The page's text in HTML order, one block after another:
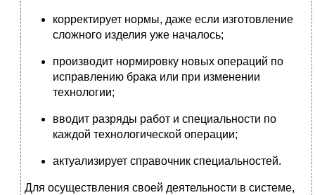
корректирует нормы, даже если изготовление
сложного изделия уже началось;
производит нормировку новых операций по
исправлению брака или при изменении
технологии;
вводит разряды работ и специальности по
каждой технологической операции;
актуализирует справочник специальностей.
Для осуществления своей деятельности в системе,